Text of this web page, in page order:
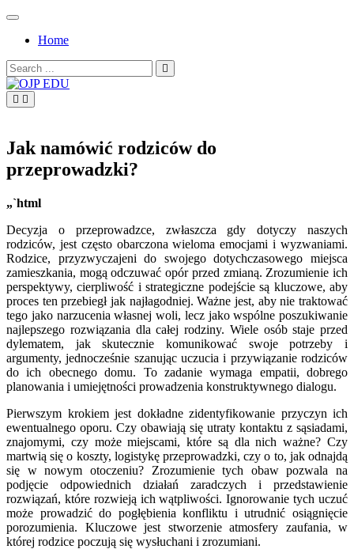
Skip
contentHome
Search
for:
Jak namówić rodziców do
przeprowadzki?
„`html
Decyzja o przeprowadzce, zwłaszcza gdy dotyczy naszych
rodziców, jest często obarczona wieloma emocjami i wyzwaniami.
Rodzice, przyzwyczajeni do swojego dotychczasowego miejsca
zamieszkania, mogą odczuwać opór przed zmianą. Zrozumienie ich
perspektywy, cierpliwość i strategiczne podejście są kluczowe, aby
proces ten przebiegł jak najłagodniej. Ważne jest, aby nie traktować
tego jako narzucenia własnej woli, lecz jako wspólne poszukiwanie
najlepszego rozwiązania dla całej rodziny. Wiele osób staje przed
dylematem, jak skutecznie komunikować swoje potrzeby i
argumenty, jednocześnie szanując uczucia i przywiązanie rodziców
do ich obecnego domu. To zadanie wymaga empatii, dobrego
planowania i umiejętności prowadzenia konstruktywnego dialogu.
Pierwszym krokiem jest dokładne zidentyfikowanie przyczyn ich
ewentualnego oporu. Czy obawiają się utraty kontaktu z sąsiadami,
znajomymi, czy może miejscami, które są dla nich ważne? Czy
martwią się o koszty, logistykę przeprowadzki, czy o to, jak odnajdą
się w nowym otoczeniu? Zrozumienie tych obaw pozwala na
podjęcie odpowiednich działań zaradczych i przedstawienie
rozwiązań, które rozwieją ich wątpliwości. Ignorowanie tych uczuć
może prowadzić do pogłębienia konfliktu i utrudnić osiągnięcie
porozumienia. Kluczowe jest stworzenie atmosfery zaufania, w
której rodzice poczują się wysłuchani i zrozumiani.